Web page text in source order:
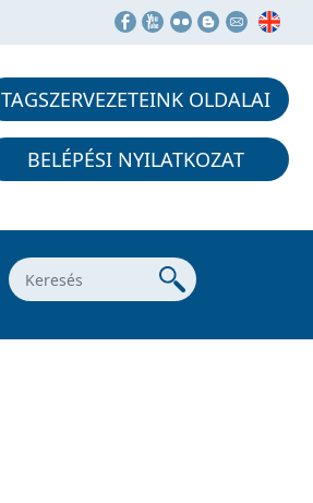
TAGSZERVEZETEINK OLDALAI
BELÉPÉSI NYILATKOZAT